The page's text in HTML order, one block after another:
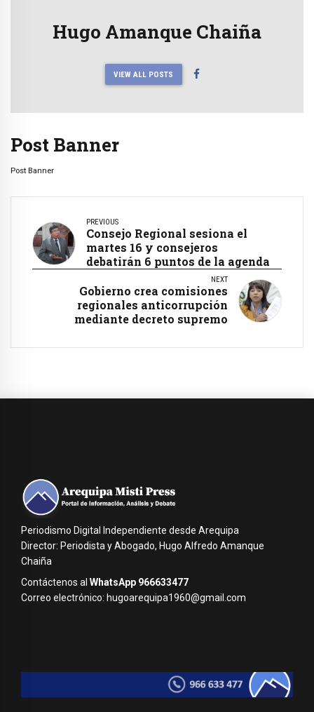
Hugo Amanque Chaiña
VIEW ALL POSTS
Post Banner
Post Banner
PREVIOUS
Consejo Regional sesiona el
martes 16 y consejeros
debatirán 6 puntos de la agenda
NEXT
Gobierno crea comisiones
regionales anticorrupción
mediante decreto supremo
Periodismo Digital Independiente desde Arequipa
Director: Periodista y Abogado, Hugo Alfredo Amanque
Chaiña
Contáctenos al WhatsApp 966633477
Correo electrónico: hugoarequipa1960@gmail.com